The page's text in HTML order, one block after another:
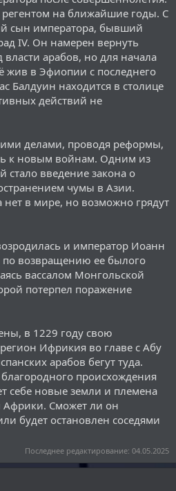
на ближайшие годы. С
сын императора, бывший
IV. Он намерен вернуть
арабов, но для начала
жив в Эфиопии с последнего
Балдуин находится в столице
действий не
делами, проводя реформы,
к новым войнам. Одним из
стало введение закона о
чумы в Азии.
в мире, но возможно грядут
и император Иоанн
возвращению ее былого
вассалом Монгольской
потерпел поражение
в 1229 году свою
Ифрикия во главе с Абу
арабов бегут туда.
происхождения
себе новые земли и племена
Африки. Сможет ли он
будет остановлен соседями
Последнее редактирование: 04.05.2025